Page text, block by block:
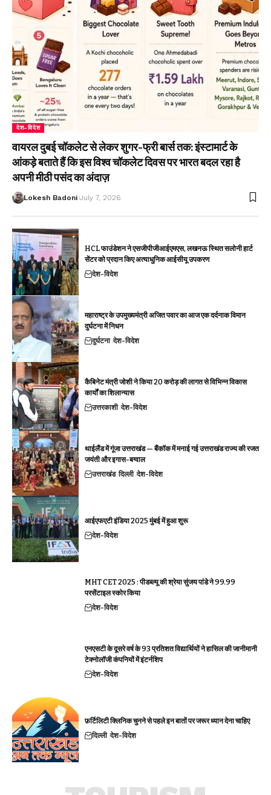
देश-विदेश
वायरल दुबई चॉकलेट से लेकर शुगर-फ्री बार्स तक: इंस्टामार्ट के
आंकड़े बताते हैं कि इस विश्व चॉकलेट दिवस पर भारत बदल रहा है
अपनी मीठी पसंद का अंदाज़
Lokesh Badoni July 7, 2026
HCL फाउंडेशन ने एसजीपीजीआईएमएस, लखनऊ स्थित सलोनी हार्ट
सेंटर को प्रदान किए अत्याधुनिक आईसीयू उपकरण
देश-विदेश
महाराष्ट्र के उपमुख्यमंत्री अजित पवार का आज एक दर्दनाक विमान
दुर्घटना में निधन
दुर्घटना देश-विदेश
कैबिनेट मंत्री जोशी ने किया 20 करोड़ की लागत से विभिन्न विकास
कार्यों का शिलान्यास
उत्तरकाशी देश-विदेश
थाईलैंड में गूंजा उत्तराखंड — बैंकॉक में मनाई गई उत्तराखंड राज्य की रजत
जयंती और इगास-बग्वाल
उत्तराखंड दिल्ली देश-विदेश
आईएफएटी इंडिया 2025 मुंबई में हुआ शुरू
देश-विदेश
MHT CET 2025 : पीडब्ल्यू की श्रेया सुंजय पांडे ने 99.99
परसेंटाइल स्कोर किया
देश-विदेश
एनएसटी के दूसरे वर्ष के 93 प्रतिशत विद्यार्थियों ने हासिल की जानीमानी
टेक्नोलॉजी कंपनियों में इंटर्नशिप
देश-विदेश
फ़र्टिलिटी क्लिनिक चुनने से पहले इन बातों पर जरूर ध्यान देना चाहिए
दिल्ली देश-विदेश